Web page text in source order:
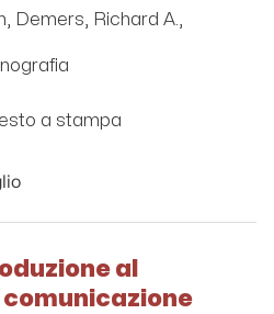
Demers, Richard A.,
a stampa
al